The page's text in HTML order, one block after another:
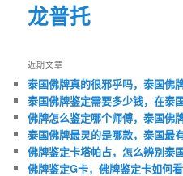
龙普托
近期文章
泰国佛牌真的很邪乎吗，泰国佛
泰国佛牌鉴定需要多少钱，在泰
佛牌怎么鉴定哪个师傅，泰国佛
泰国佛牌最灵的是哪款，泰国最
佛牌鉴定卡塔帕占，怎么辨别泰
佛牌鉴定G卡，佛牌鉴定卡如何